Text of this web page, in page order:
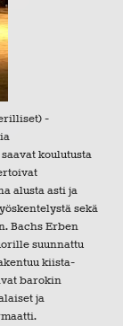
-
koulutusta
alusta asti ja
sekä
Bachs Erben
suunnattu
kiista-
barokin
ja